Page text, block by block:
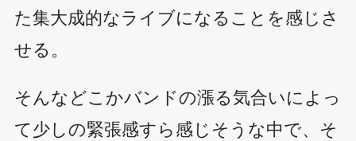
た集大成的なライブになることを感じさ
せる。
そんなどこかバンドの漲る気合いによっ
て少しの緊張感すら感じそうな中で、そ